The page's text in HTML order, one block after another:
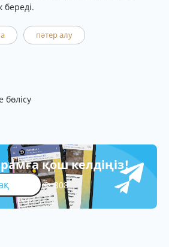
береді.
пәтер алу
бөлісу
қош келдіңіз!
308